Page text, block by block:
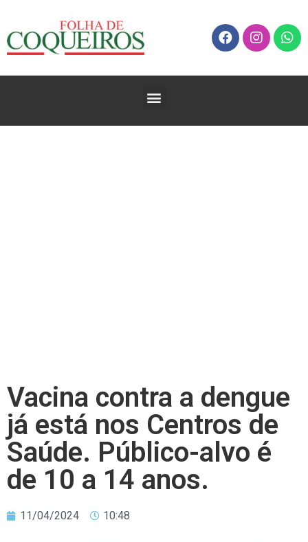
Vacina contra a dengue
já está nos Centros de
Saúde. Público-alvo é
de 10 a 14 anos.
11/04/2024 10:48